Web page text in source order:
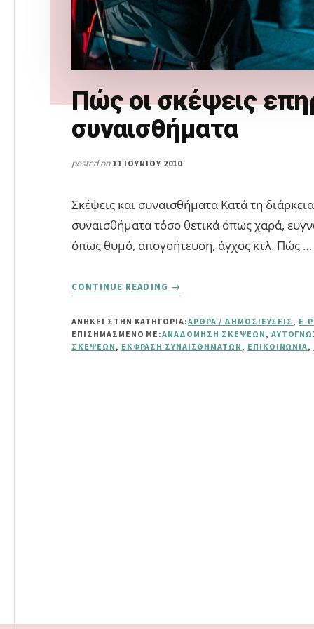
Πώς οι σκέψεις
συναισθήματα
posted on 11 ΙΟΥΝΊΟΥ 2010
Σκέψεις και συναισθήματα Κατά τη
συναισθήματα τόσο θετικά όπως χαρά,
όπως θυμό, απογοήτευση, άγχος κτλ. Πώς …
CONTINUE READING
ΠΏΣ
ΣΚΈΨΕΙΣ
ΕΠΗΡΕΆΖΟΥΝ
→
ΑΝΗΚΕΙ ΣΤΗΝ ΚΑΤΗΓΟΡΙΑ:ΆΡΘΡΑ / ΔΗΜΟΣΙΕΎΣΕΙΣ, E-
ΕΠΙΣΗΜΑΣΜΈΝΟ ΜΕ:ΑΝΑΔΌΜΗΣΗ ΣΚΈΨΕΩΝ,
ΣΚΈΨΕΩΝ, ΈΚΦΡΑΣΗ ΣΥΝΑΙΣΘΗΜΆΤΩΝ, ΕΠΙΚΟΙΝΩΝΊΑ,